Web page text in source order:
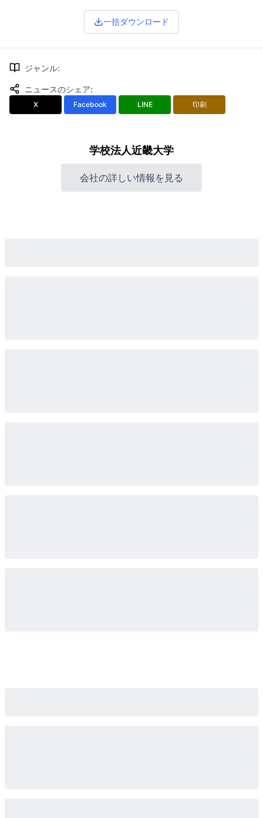
一括ダウンロード
ジャンル:
ニュースのシェア:
X Facebook LINE 印刷
学校法人近畿大学
会社の詳しい情報を見る